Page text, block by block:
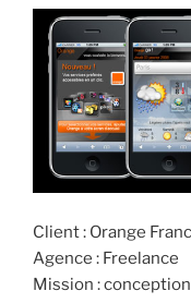
Client : Orange
Agence : Freelance
Mission :